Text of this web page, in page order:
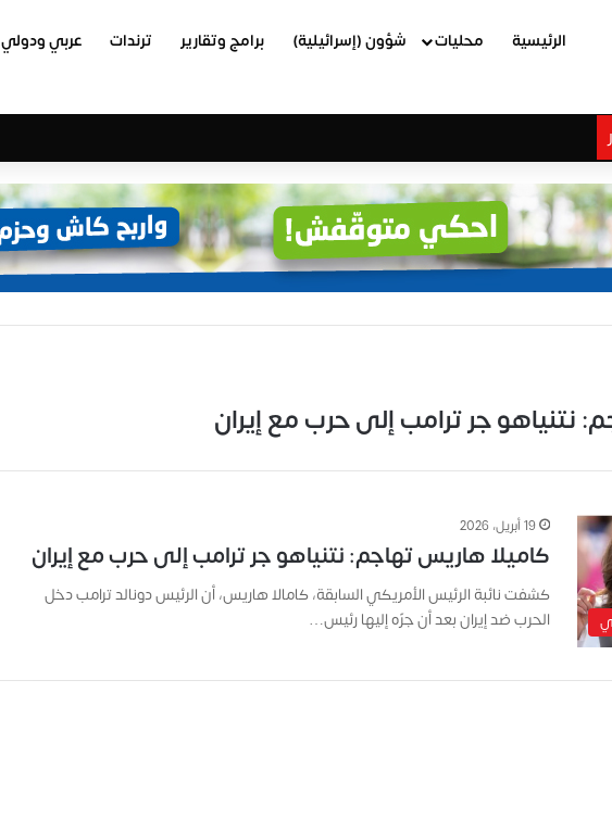
الرئيسية محليات شؤون (إسرائيلية) برامج وتقارير ترندات عربي ودولي
نتنياهو جر ترامب إلى حرب مع إيران
19 أبريل، 2026
كاميلا هاريس تهاجم: نتنياهو جر ترامب إلى حرب مع إيران
كشفت نائبة الرئيس الأمريكي السابقة، كامالا هاريس، أن الرئيس دونالد ترامب دخل
الحرب ضد إيران بعد أن جرّه إليها رئيس…